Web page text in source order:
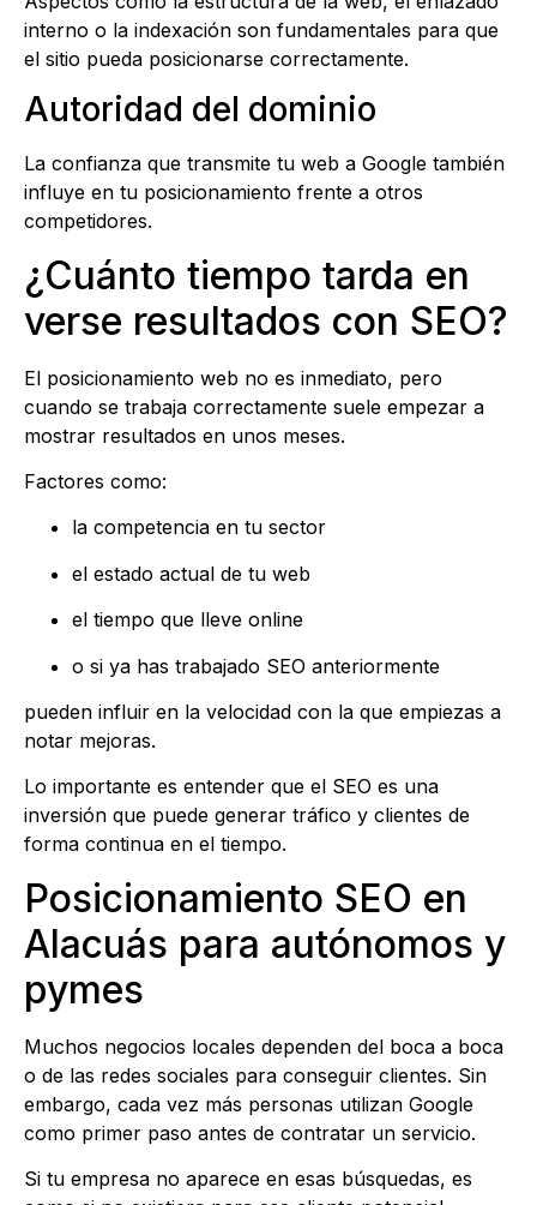
interno o la indexación son fundamentales para que
el sitio pueda posicionarse correctamente.
Autoridad del dominio
La confianza que transmite tu web a Google también
influye en tu posicionamiento frente a otros
competidores.
¿Cuánto tiempo tarda en
verse resultados con SEO?
El posicionamiento web no es inmediato, pero
cuando se trabaja correctamente suele empezar a
mostrar resultados en unos meses.
Factores como:
la competencia en tu sector
el estado actual de tu web
el tiempo que lleve online
o si ya has trabajado SEO anteriormente
pueden influir en la velocidad con la que empiezas a
notar mejoras.
Lo importante es entender que el SEO es una
inversión que puede generar tráfico y clientes de
forma continua en el tiempo.
Posicionamiento SEO en
Alacuás para autónomos y
pymes
Muchos negocios locales dependen del boca a boca
o de las redes sociales para conseguir clientes. Sin
embargo, cada vez más personas utilizan Google
como primer paso antes de contratar un servicio.
Si tu empresa no aparece en esas búsquedas, es